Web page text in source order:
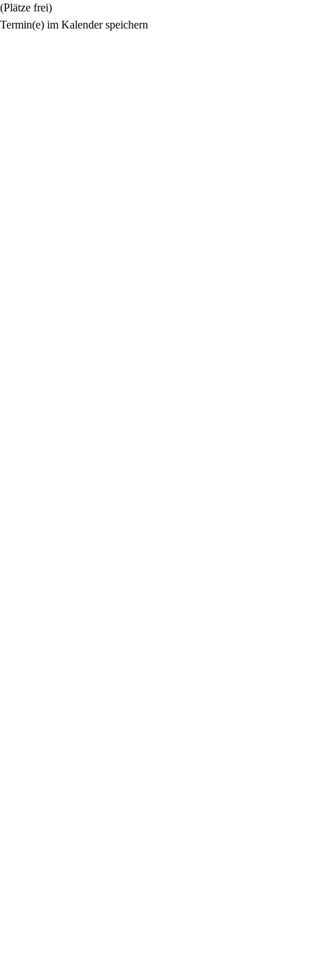
(Plätze frei)
Termin(e) im Kalender speichern